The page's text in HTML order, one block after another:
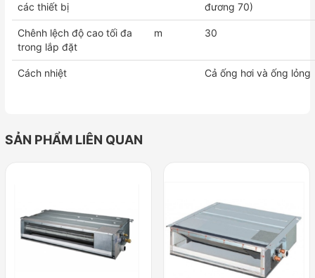
các thiết bị
đương 70)
Chênh lệch độ cao tối đa
trong lắp đặt
m 30
Cách nhiệt Cả ống hơi và ống lỏng
SẢN PHẨM LIÊN QUAN